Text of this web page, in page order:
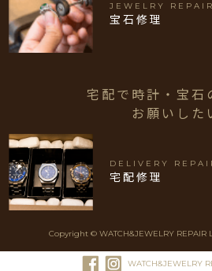
WATCH&JEWELRY
JEWELRY REPAIR
宝石修理
宅配で時計・宝石
お願いした
DELIVERY
宅配修理
Copyright © WATCH&JEWELRY REPAIR